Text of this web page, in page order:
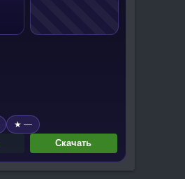
★ —
Скачать